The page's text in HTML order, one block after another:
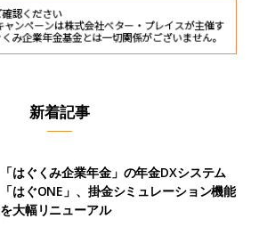
新着記事
「はぐくみ企業年金」の年金DXシステム
「はぐONE」、掛金シミュレーション機能
を大幅リニューアル